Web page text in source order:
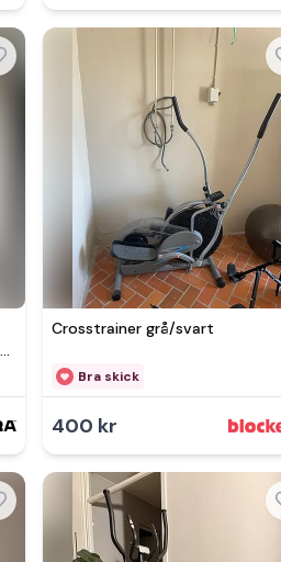
Se mer hos
Crosstrainer grå/svart
Bra skick
400 kr